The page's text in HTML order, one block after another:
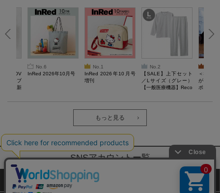
LOV
ッチブ
毎日。新
No.6
InRed 2026年10月号
No.1
InRed 2026年10月号
増刊
No.2
【SALE】上下セット
／Lサイズ（グレー）
【一般医療機器】Reco
ウェア 長袖クルーネッ
＜SALE
がある
ポーチ
もっと見る
SNSアカウントー覧
サイトマップ